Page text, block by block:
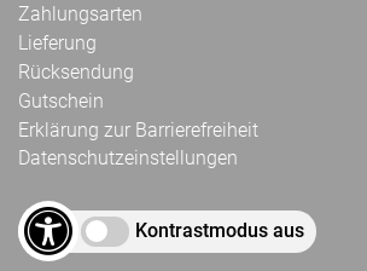
Zahlungsarten
Lieferung
Rücksendung
Gutschein
Erklärung zur Barrierefreiheit
Datenschutzeinstellungen
Kontrastmodus aus